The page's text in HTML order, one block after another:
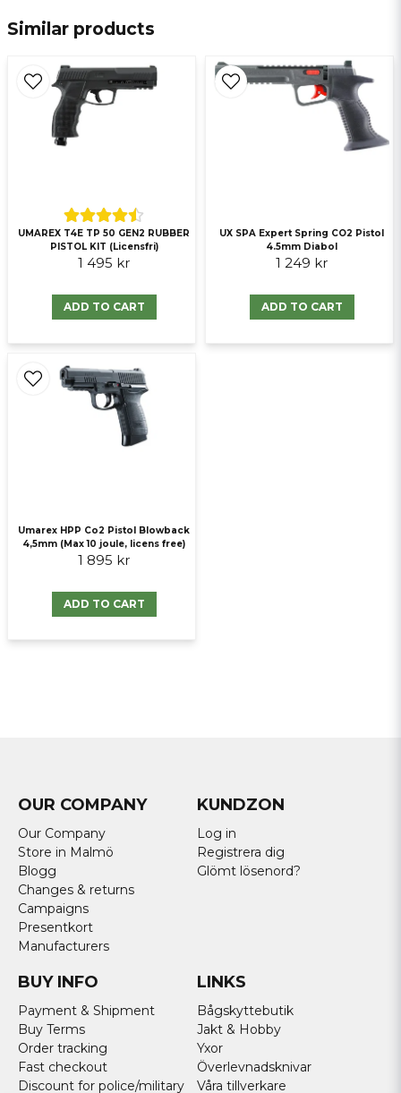
Ja, ni får publicera min fråga
Send question
Similar products
UMAREX T4E TP 50 GEN2 RUBBER
PISTOL KIT (Licensfri)
1 495 kr
ADD TO CART
UX SPA Expert Spring CO2 Pistol
4.5mm Diabol
1 249 kr
ADD TO CART
Umarex HPP Co2 Pistol Blowback
4,5mm (Max 10 joule, licens free)
1 895 kr
ADD TO CART
OUR COMPANY
Our Company
Store in Malmö
Blogg
Changes & returns
Campaigns
Presentkort
Manufacturers
KUNDZON
Log in
Registrera dig
Glömt lösenord?
BUY INFO
Payment & Shipment
Buy Terms
Order tracking
Fast checkout
Discount for police/military
LINKS
Bågskyttebutik
Jakt & Hobby
Yxor
Överlevnadsknivar
Våra tillverkare